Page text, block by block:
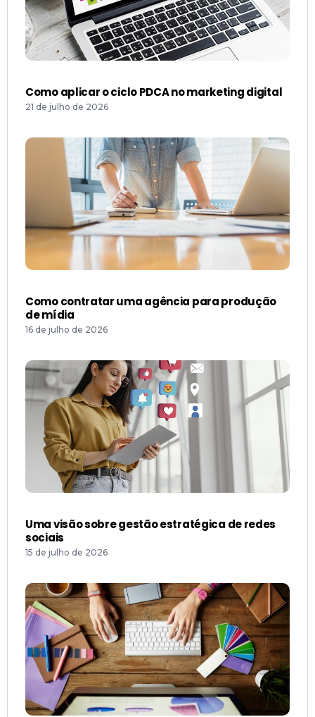
Como aplicar o ciclo PDCA no marketing digital
21 de julho de 2026
Como contratar uma agência para produção
de mídia
16 de julho de 2026
Uma visão sobre gestão estratégica de redes
sociais
15 de julho de 2026